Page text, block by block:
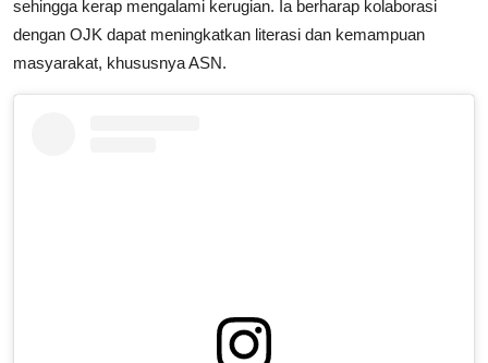
sehingga kerap mengalami kerugian. Ia berharap kolaborasi
dengan OJK dapat meningkatkan literasi dan kemampuan
masyarakat, khususnya ASN.